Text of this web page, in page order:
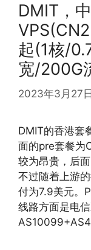
DMIT，
起(1核/
宽/200G
2023年3月27日
DMIT的香港套
面的pre套餐为
较为昂贵，后
不过随着上游
付为7.9美元。
线路方面是电